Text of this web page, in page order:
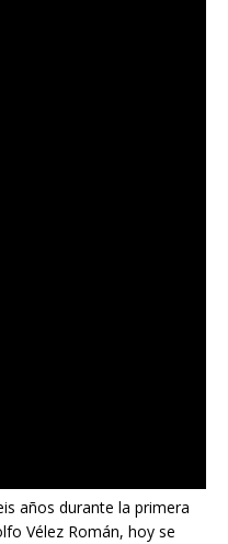
años durante la primera
Vélez Román, hoy se